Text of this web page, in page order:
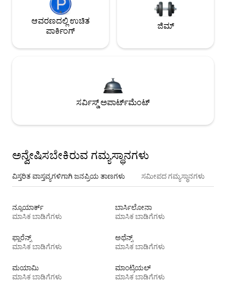
ಆವರಣದಲ್ಲಿ ಉಚಿತ
ಪಾರ್ಕಿಂಗ್
ಜಿಮ್
ಸರ್ವಿಸ್ಡ್ ಅಪಾರ್ಟ್‌ಮೆಂಟ್
ಅನ್ವೇಷಿಸಬೇಕಿರುವ ಗಮ್ಯಸ್ಥಾನಗಳು
ವಿಸ್ತರಿತ ವಾಸ್ತವ್ಯಗಳಿಗಾಗಿ ಜನಪ್ರಿಯ ತಾಣಗಳು ಸಮೀಪದ ಗಮ್ಯಸ್ಥಾನಗಳು
ನ್ಯೂಯಾರ್ಕ್
ಮಾಸಿಕ ಬಾಡಿಗೆಗಳು
ಬಾರ್ಸಿಲೋನಾ
ಮಾಸಿಕ ಬಾಡಿಗೆಗಳು
ಫ್ಲಾರೆನ್ಸ್
ಮಾಸಿಕ ಬಾಡಿಗೆಗಳು
ಅಥೆನ್ಸ್
ಮಾಸಿಕ ಬಾಡಿಗೆಗಳು
ಮಯಾಮಿ
ಮಾಸಿಕ ಬಾಡಿಗೆಗಳು
ಮಾಂಟ್ರಿಯಲ್
ಮಾಸಿಕ ಬಾಡಿಗೆಗಳು